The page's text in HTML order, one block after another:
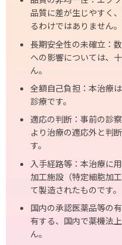
品質に差が生じやすく
るわけではありません。
長期安全性の未確立：
への影響については、
ん。
全額自己負担：本治療
診療です。
適応の判断：事前の診
より治療の適応外と判
す。
入手経路等：本治療に
加工施設（特定細胞加
て製造されたものです。
国内の承認医薬品等の
有する、国内で薬機法
ん。